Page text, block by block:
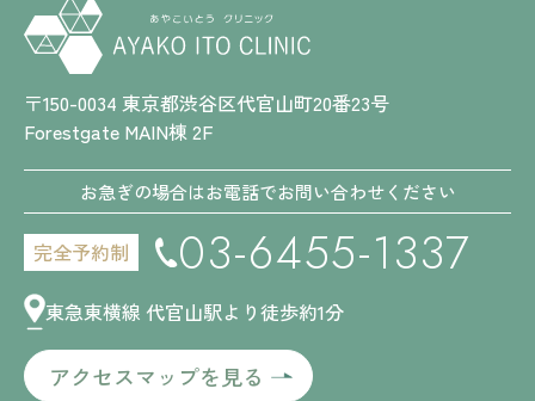
〒150-0034 東京都渋谷区代官山町20番23号
Forestgate MAIN棟 2F
お急ぎの場合はお電話でお問い合わせください
完全予約制 03-6455-1337
東急東横線 代官山駅より徒歩約1分
アクセスマップを見る